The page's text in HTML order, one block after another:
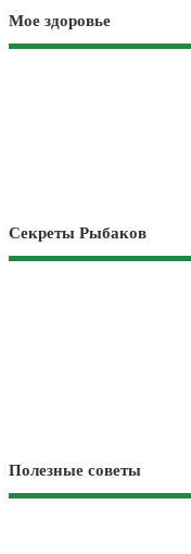
Мое здоровье
Секреты Рыбаков
Полезные советы